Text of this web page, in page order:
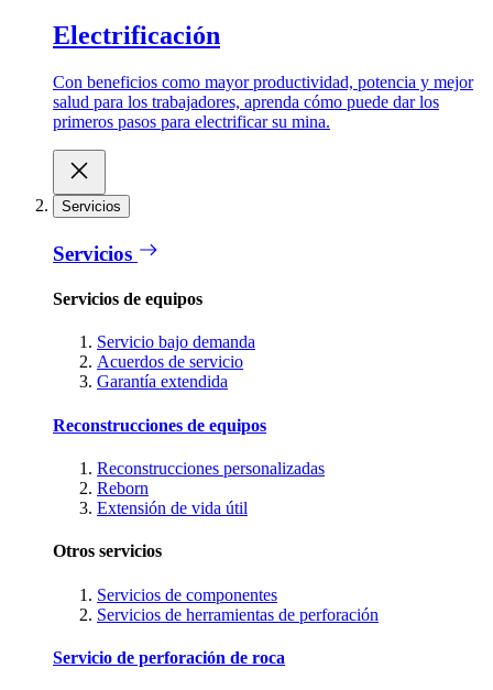
Electrificación
Con beneficios como mayor productividad, potencia y mejor
salud para los trabajadores, aprenda cómo puede dar los
primeros pasos para electrificar su mina.
Servicios
Servicios
Servicios de equipos
Servicio bajo demanda
Acuerdos de servicio
Garantía extendida
Reconstrucciones de equipos
Reconstrucciones personalizadas
Reborn
Extensión de vida útil
Otros servicios
Servicios de componentes
Servicios de herramientas de perforación
Servicio de perforación de roca